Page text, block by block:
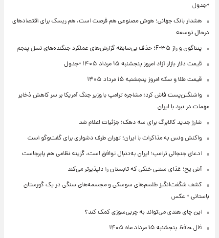
+جدول
هشدار بانک جهانی؛ هوش مصنوعی هم فرصت است، هم ریسک برای اقتصادهای
درحال توسعه
پنتاگون و راز F-۳۵؛ حذف بی‌سابقه گزارش‌های عملکرد جنگنده‌های نسل پنجم
قیمت دلار بازار آزاد امروز پنجشنبه ۱۵ مرداد ۱۴۰۵ +جدول
قیمت طلا و سکه امروز پنجشنبه ۱۵ مرداد ۱۴۰۵
واشنگتن‌پست فاش کرد: مشاجره ترامپ با وزیر جنگ آمریکا بر سر کاهش ذخایر
مهمات در نبرد با ایران
شارژ جدید کالابرگ برای سه دهک؛ جزئیات اعلام شد
واکنش ونس به مذاکرات با ایران؛ تهران طرف دشواری برای گفت‌وگو است
ادعای جنجالی ترامپ؛ ایران به‌دنبال توافق است، گزینه نظامی هم پابرجاست
آش یخ؛ غذای سنتی خنکی که تابستان را دلپذیرتر می‌کند
کشف شگفت‌انگیز طلسم‌های سوسکی و مجسمه‌های سنگی در یک گورستان
باستانی + عکس
این چای هندی می‌تواند به چربی‌سوزی کمک کند؟
فال حافظ پنجشنبه ۱۵ مرداد ماه ۱۴۰۵